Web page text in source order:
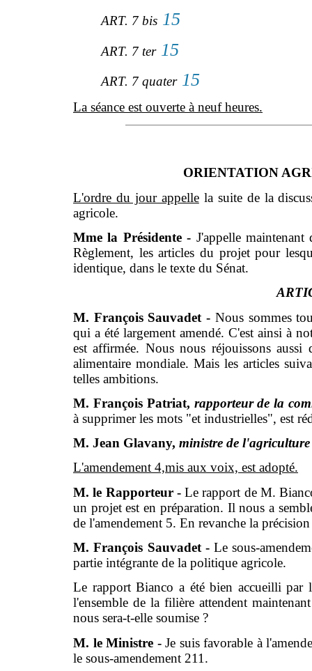
ART. 7 bis 15
ART. 7 ter15
ART. 7 quater15
La séance est ouverte à neuf heures.
ORIENTATION
L'ordre du jour appellela suite de la
agricole.
Mme la Présidente - J'appelle
Règlement, les articles du projet pour
identique, dans le texte du Sénat.
M. François Sauvadet - Nous sommes
qui a été largement amendé. C'est ainsi à
est affirmée. Nous nous réjouissons aussi
alimentaire mondiale. Mais les articles
telles ambitions.
M. François Patriat, rapporteur de la
à supprimer les mots "et industrielles", est
M. Jean Glavany, ministre de
L'amendement 4,mis aux voix, est adopté.
M. le Rapporteur -Le rapport de M.
un projet est en préparation. Il nous a
de l'amendement 5. En revanche la
M. François Sauvadet -Le sous-
partie intégrante de la politique agricole.
Le rapport Bianco a été bien accueilli par
l'ensemble de la filière attendent
nous sera-t-elle soumise ?
M. le Ministre -Je suis favorable à
le sous-amendement 211.